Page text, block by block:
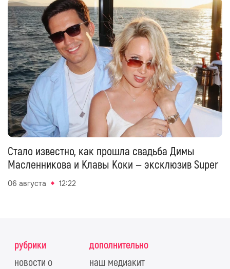
Стало известно, как прошла свадьба Димы
Масленникова и Клавы Коки — эксклюзив Super
06 августа 12:22
рубрики
новости о
дополнительно
наш медиакит